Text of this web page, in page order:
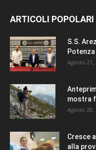
ARTICOLI POPOLARI
S.S.
Potenza
Agosto 27,
mostra
Agosto 26,
Cresce
alla